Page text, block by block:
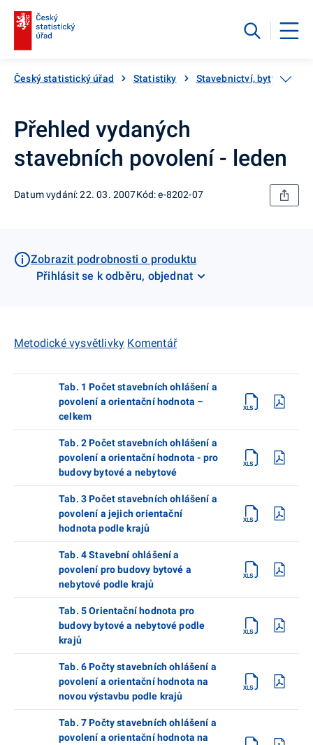
Český statistický úřad Statistiky Stavebnictví, byty
Přehled vydaných
stavebních povolení - leden
Datum vydání: 22. 03. 2007Kód: e-8202-07
Zobrazit podrobnosti o produktu
Přihlásit se k odběru, objednat
Metodické vysvětlivky Komentář
Tab. 1 Počet stavebních ohlášení a
povolení a orientační hodnota –
celkem
Tab. 2 Počet stavebních ohlášení a
povolení a orientační hodnota - pro
budovy bytové a nebytové
Tab. 3 Počet stavebních ohlášení a
povolení a jejich orientační
hodnota podle krajů
Tab. 4 Stavební ohlášení a
povolení pro budovy bytové a
nebytové podle krajů
Tab. 5 Orientační hodnota pro
budovy bytové a nebytové podle
krajů
Tab. 6 Počty stavebních ohlášení a
povolení a orientační hodnota na
novou výstavbu podle krajů
Tab. 7 Počty stavebních ohlášení a
povolení a orientační hodnota na